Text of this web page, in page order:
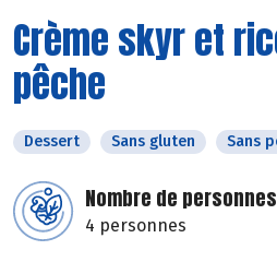
Crème skyr et
pêche
Dessert Sans gluten Sans
Nombre de personnes
4 personnes